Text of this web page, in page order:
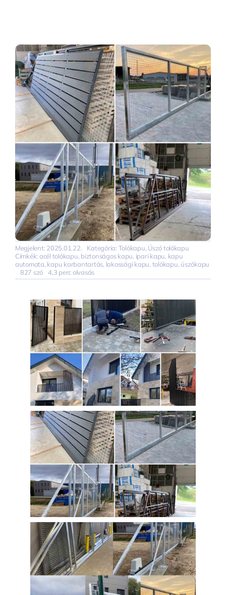
Megjelent: 2025.01.22. Kategória: Tolókapu, Úszó tolókapu
Címkék: acél tolókapu, biztonságos kapu, ipari kapu, kapu
automata, kapu karbantartás, lakossági kapu, tolókapu, úszókapu
827 szó
4,3 perc olvasás